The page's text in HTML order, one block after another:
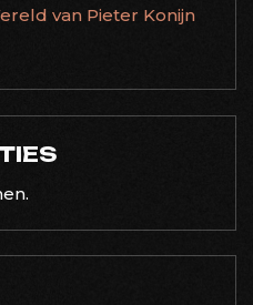
van Pieter Konijn